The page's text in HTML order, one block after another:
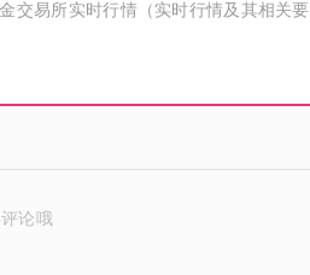
交易所实时行情（实时行情及其相关要
论哦